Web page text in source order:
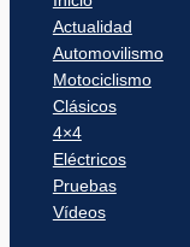
Actualidad
Automovilismo
Motociclismo
Clásicos
4×4
Eléctricos
Pruebas
Vídeos